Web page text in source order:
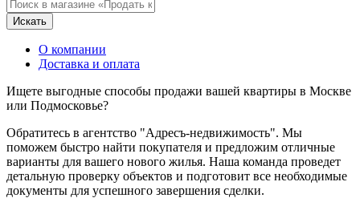
Искать
О компании
Доставка и оплата
Ищете выгодные способы продажи вашей квартиры в Москве
или Подмосковье?
Обратитесь в агентство "Адресъ-недвижимость". Мы
поможем быстро найти покупателя и предложим отличные
варианты для вашего нового жилья. Наша команда проведет
детальную проверку объектов и подготовит все необходимые
документы для успешного завершения сделки.